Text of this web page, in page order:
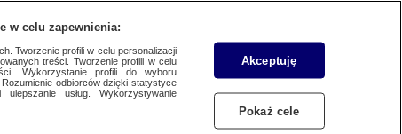
Dzień dobry!
ZALOGUJ SIĘ
w celu zapewnienia:
Tworzenie profili w celu personalizacji
treści. Tworzenie profili w celu
Wykorzystanie profili do wyboru
odbiorców dzięki statystyce
usług. Wykorzystywanie
Akceptuję
Pokaż cele